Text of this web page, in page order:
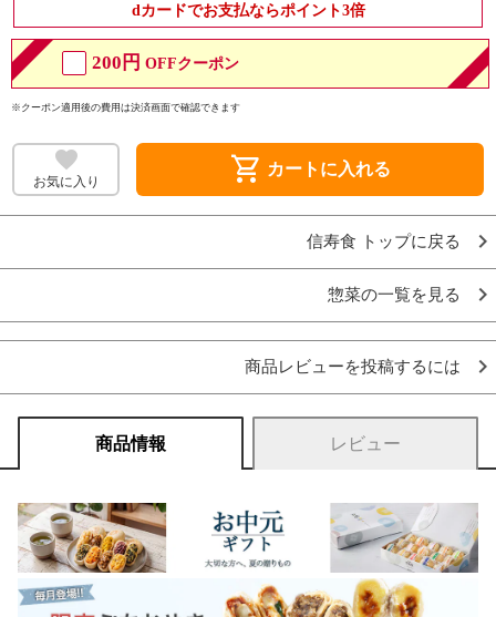
dカードでお支払ならポイント3倍
200円 OFFクーポン
※クーポン適用後の費用は決済画面で確認できます
お気に入り shopping_cart カートに入れる
信寿食 トップに戻る
惣菜の一覧を見る
商品レビューを投稿するには
商品情報 レビュー